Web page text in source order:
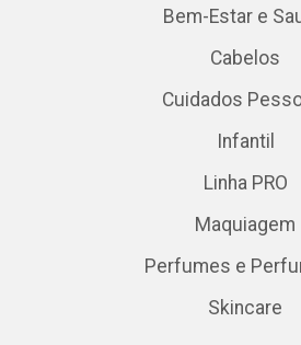
Bem-Estar e
Cabelos
Cuidados
Infantil
Linha PRO
Maquiagem
Perfumes e
Skincare